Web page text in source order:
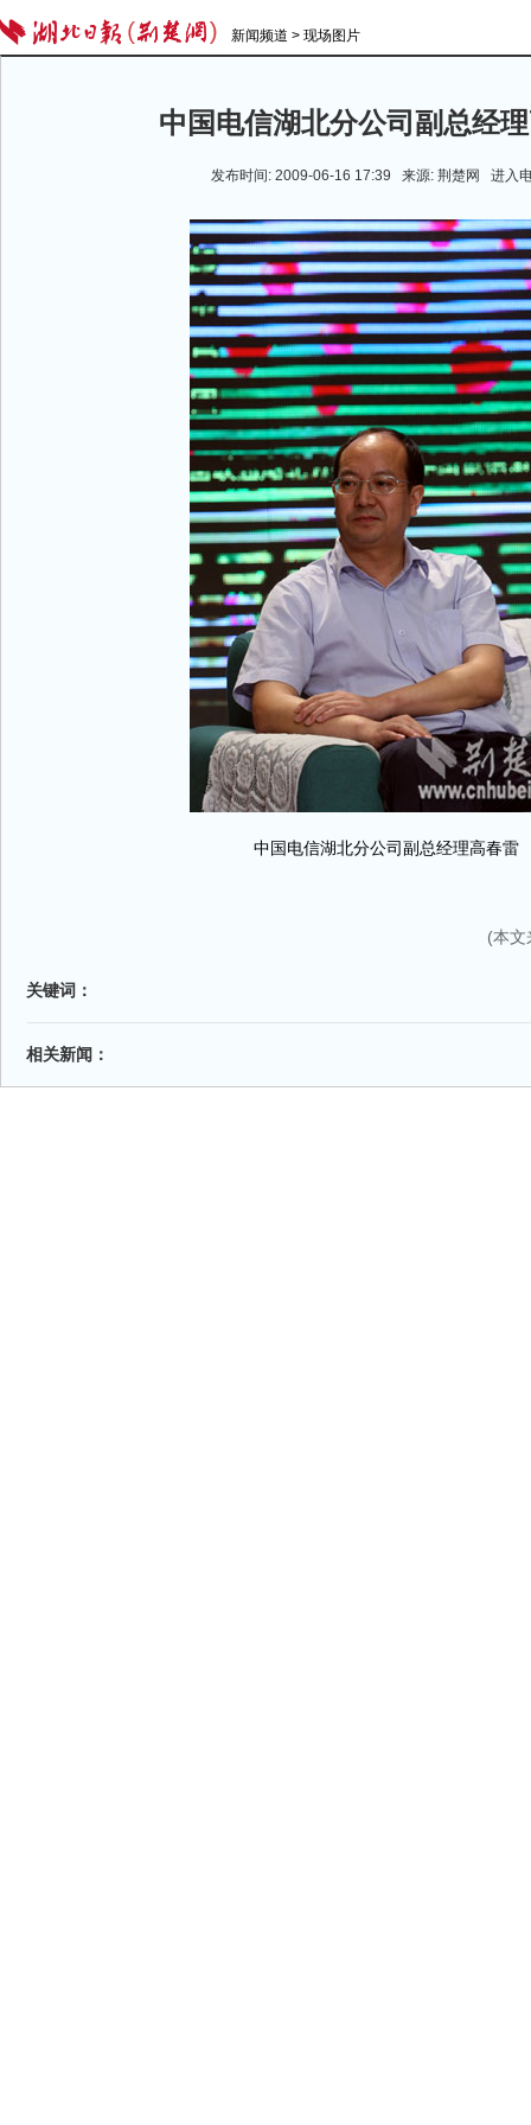
新闻频道 > 现场图片
中国电信湖北分公司副总经
发布时间: 2009-06-16 17:39 来源: 荆楚网 进入
中国电信湖北分公司副总经理高春雷
(本文
关键词：
相关新闻：